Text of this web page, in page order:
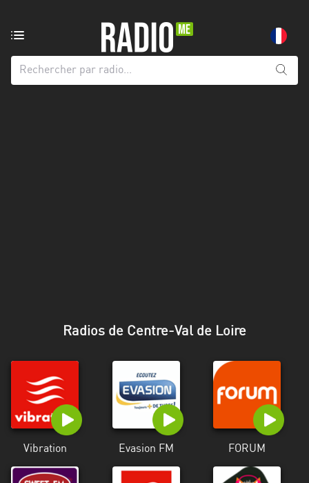
de:
Toutes
Franche-
Comté
Bretagne
Val
Radios de Centre-Val de Loire
Vibration Evasion FM FORUM